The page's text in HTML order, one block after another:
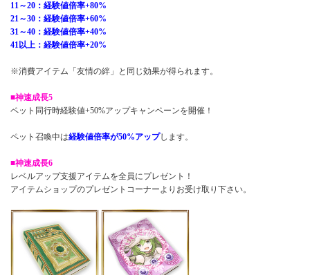
11～20：経験値倍率+80%
21～30：経験値倍率+60%
31～40：経験値倍率+40%
41以上：経験値倍率+20%
※消費アイテム「友情の絆」と同じ効果が得られます。
■神速成長5
ペット同行時経験値+50%アップキャンペーンを開催！
ペット召喚中は経験値倍率が50%アップします。
■神速成長6
レベルアップ支援アイテムを全員にプレゼント！
アイテムショップのプレゼントコーナーよりお受け取り下さい。